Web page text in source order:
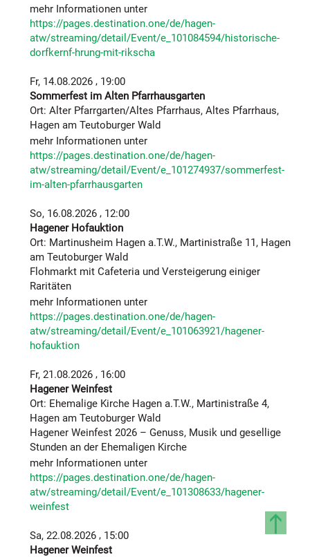
Die Kirschgemeinde und ihre Legenden…
In eineinhalb kurzweiligen Vortragsstunden wurde eine
Runde von einem knappen Kilometer durch den
Haltestellen konnten sich die Zuhörer bequem in Ihren
Sitzbänken zurücklehnen und die unterhaltsamen aber
auch historisch genauen Ausführungen des
Dorfhistorikers genießen. Dabei ging es neben Zahlen
und Fakten rund um die ältesten Gebäude in Hagen
a.T.W. und deren bauliche Details u. a. um Großbrände
und andere besondere Ereignisse seit der ersten
urkundlichen Erwähnung des Dorfes im Jahr 1097.
allein schon die legendäre historische
Kneipensituation, an die der weithin bekannte Hagener
Ferkelmarkt jedes Jahr im Herbst erinnert, Stoff für
launige Erzählungen ermöglicht. Wenn diese dazu
noch teilweise auf Plattdeutsch wiedergegeben
werden und überlieferte Witze über kirchliche und
staatliche Obrigkeit dazukommen, löst man bei
Hagener Senioren ziemlich sicher viel Kopfnicken und
ein breites Lächeln aus, das von ähnlichen gehörten
Erzählungen, teilweise sogar eigenen Erlebnissen und
Gene zeugt.
Wie es weiter geht…
Nachdem die Rundtour am Startpunkt Pfarrhaus
wieder endete, zeigten sich die Fahrgäste begeistert
über dieses inklusive Angebot, das ihnen neben den
vielen interessanten Informationen über Hagen a.T.W.
auch eine echte Teilhabe am Dorfleben in Ihrem
Heimatort ermöglichte. Diesem Gefühl konnte sich
auch der Referent Rainer Rottmann anschließen, der
diesem Jahr – 13. August und 10. September
2025sein umfangreiches Wissen über die Historie
mehr Informationen unter
https://pages.destination.one/de/hagen-
atw/streaming/detail/Event/e_101084594/historische-
dorfkernf-hrung-mit-rikscha
Fr, 14.08.2026, 19:00
Sommerfest im Alten Pfarrhausgarten
Ort: Alter Pfarrgarten/Altes Pfarrhaus, Altes Pfarrhaus,
Hagen am Teutoburger Wald
mehr Informationen unter
https://pages.destination.one/de/hagen-
atw/streaming/detail/Event/e_101274937/sommerfest-
im-alten-pfarrhausgarten
So, 16.08.2026, 12:00
Hagener Hofauktion
Ort: Martinusheim Hagen a.T.W., Martinistraße 11, Hagen
am Teutoburger Wald
Flohmarkt mit Cafeteria und Versteigerung einiger
Raritäten
mehr Informationen unter
https://pages.destination.one/de/hagen-
atw/streaming/detail/Event/e_101063921/hagener-
hofauktion
Fr, 21.08.2026, 16:00
Hagener Weinfest
Ort: Ehemalige Kirche Hagen a.T.W., Martinistraße 4,
Hagen am Teutoburger Wald
Hagener Weinfest 2026 – Genuss, Musik und gesellige
Stunden an der Ehemaligen Kirche
mehr Informationen unter
https://pages.destination.one/de/hagen-
atw/streaming/detail/Event/e_101308633/hagener-
weinfest
Sa, 22.08.2026, 15:00
Hagener Weinfest